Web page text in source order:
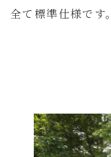
全て標準仕様です。